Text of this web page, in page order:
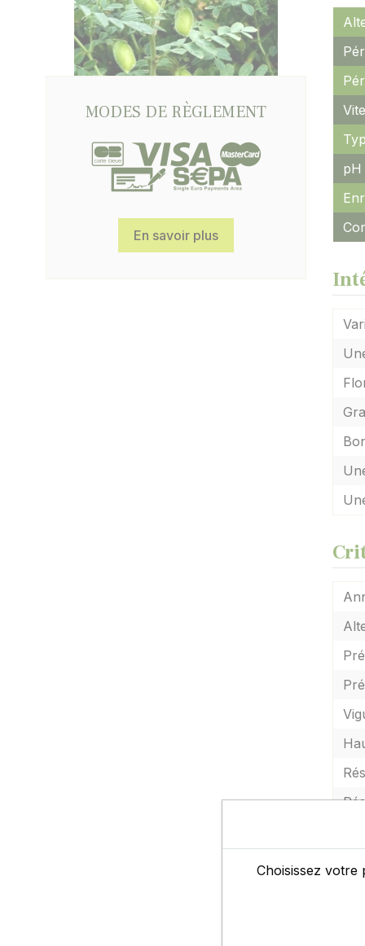
MODES DE RÈGLEMENT
En savoir plus
pH
Choisissez